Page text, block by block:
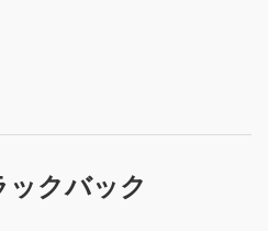
クバック